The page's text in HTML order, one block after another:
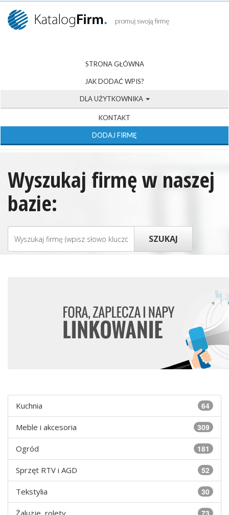
STRONA GŁÓWNA
JAK DODAĆ WPIS?
DLA UŻYTKOWNIKA
KONTAKT
DODAJ FIRMĘ
Wyszukaj firmę w naszej
bazie:
Kuchnia 64
Meble i akcesoria 309
Ogród 181
Sprzęt RTV i AGD 52
Tekstylia 30
Żaluzje, rolety 73